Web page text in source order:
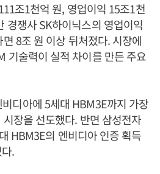
조1천억 원, 영업이익 15조1천
경쟁사 SK하이닉스의 영업이익
8조 원 이상 뒤처졌다. 시장에
기술력이 실적 차이를 만든 주요
디아에 5세대 HBM3E까지 가장
장을 선도했다. 반면 삼성전자
HBM3E의 엔비디아 인증 획득
.